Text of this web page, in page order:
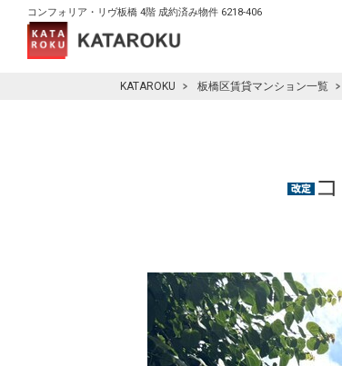
コンフォリア・リヴ板橋 4階 成約済み物件 6218-406
KATAROKU 板橋区賃貸マンション一覧